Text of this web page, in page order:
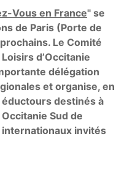
Vous en France" se
de Paris (Porte de
Le Comité
d’Occitanie
délégation
et organise, en
destinés à
Sud de
invités